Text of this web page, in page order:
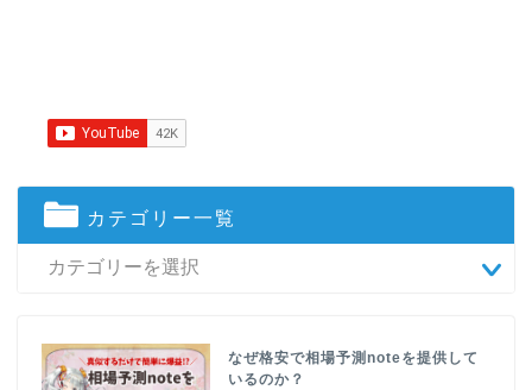
カテゴリー一覧
なぜ格安で相場予測noteを提供して
いるのか？